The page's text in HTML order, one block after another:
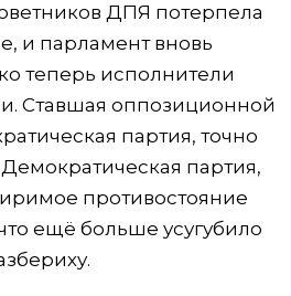
ДПЯ потерпела
и парламент вновь
теперь исполнители
Ставшая оппозиционной
партия, точно
партия,
противостояние
ещё больше усугубило